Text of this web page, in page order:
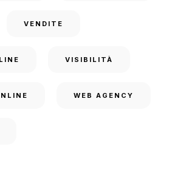
VENDITE
VISIBILITÀ
WEB AGENCY